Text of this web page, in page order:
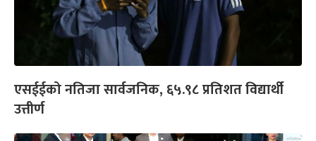
एसईईको नतिजा सार्वजनिक, ६५.९८ प्रतिशत विद्यार्थी
उत्तीर्ण